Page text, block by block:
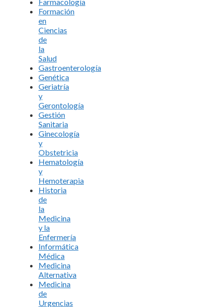
Formación
en
Ciencias
de
la
Salud
Gastroenterología
Genética
Geriatría
y
Gerontología
Gestión
Sanitaria
Ginecología
y
Obstetricia
Hematología
y
Hemoterapia
Historia
de
la
Medicina
y la
Enfermería
Informática
Médica
Medicina
Alternativa
Medicina
de
Urgencias